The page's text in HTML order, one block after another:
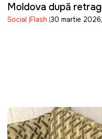
Moldova după
Social Flash 30 martie